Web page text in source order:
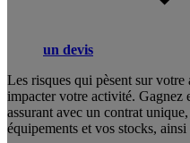
un devis
Les risques qui pèsent sur
impacter votre activité. Gagnez
assurant avec un contrat
équipements et vos stocks,